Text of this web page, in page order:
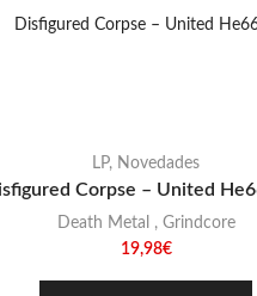
Thrash Metal (108)
LP, Novedades
Corpse – United
Death Metal , Grindcore
19,98€